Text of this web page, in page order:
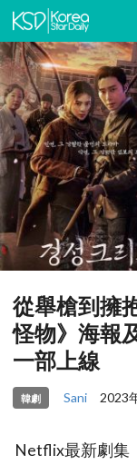
從舉槍到擁
怪物》海報
一部上線
韓劇 Sani 2023
Netflix最新劇集